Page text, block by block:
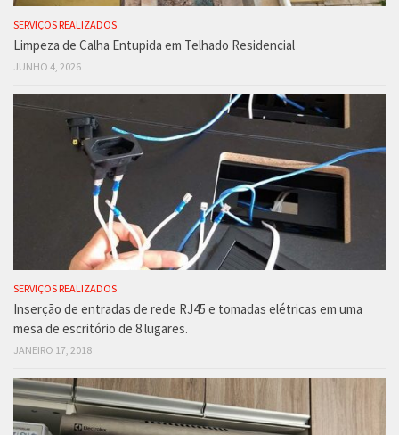
SERVIÇOS REALIZADOS
Limpeza de Calha Entupida em Telhado Residencial
JUNHO 4, 2026
SERVIÇOS REALIZADOS
Inserção de entradas de rede RJ45 e tomadas elétricas em uma
mesa de escritório de 8 lugares.
JANEIRO 17, 2018